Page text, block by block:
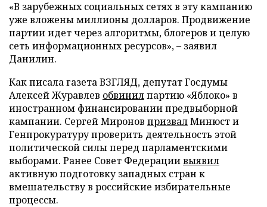
«В зарубежных социальных сетях в эту кампанию
уже вложены миллионы долларов. Продвижение
партии идет через алгоритмы, блогеров и целую
сеть информационных ресурсов», – заявил
Данилин.
Как писала газета ВЗГЛЯД, депутат Госдумы
Алексей Журавлев обвинилпартию «Яблоко» в
иностранном финансировании предвыборной
кампании. Сергей Миронов призвалМинюст и
Генпрокуратуру проверить деятельность этой
политической силы перед парламентскими
выборами. Ранее Совет Федерациивыявил
активную подготовку западных стран к
вмешательству в российские избирательные
процессы.